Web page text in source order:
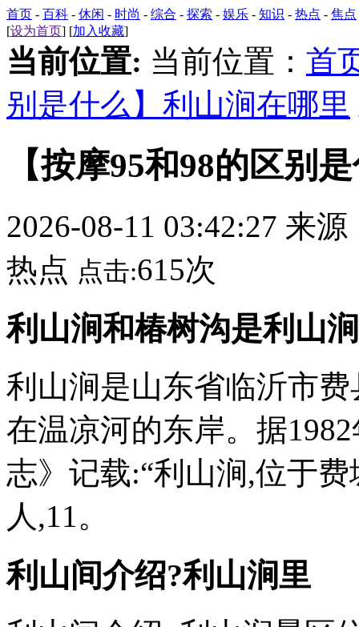
首页 - 百科 - 休闲 - 时尚 - 综合 - 探索 - 娱乐 - 知识 - 热点 - 焦点
[设为首页] [加入收藏]
当前位置: 当前位置： 首
别是什么】利山涧在哪里
【按摩95和98的区别
2026-08-11 03:42:27 来源
热点 点击:615次
利山涧和椿树沟是利山
利山涧是山东省临沂市
在温凉河的东岸。据
志》记载:“利山涧,位于
人,11。
利山间介绍?利山涧里